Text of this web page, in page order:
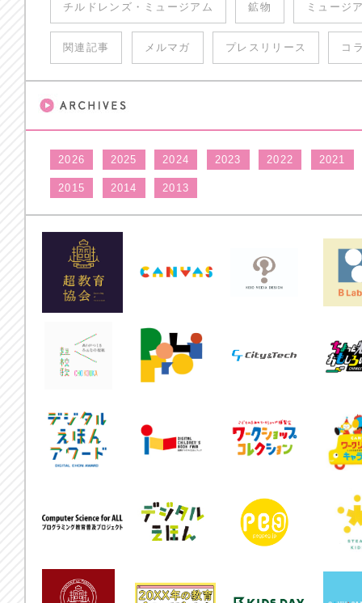
チルドレンズ・ミュージアム 鉱物 ミュージ
関連記事 メルマガ プレスリリース コ
2026 2025 2024 2023 2022 2021
2015 2014 2013